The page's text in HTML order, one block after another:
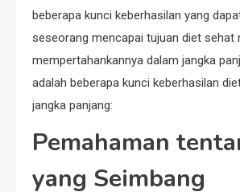
beberapa kunci keberhasilan yang
seseorang mencapai tujuan diet sehat
mempertahankannya dalam jangka
adalah beberapa kunci keberhasilan
jangka panjang:
Pemahaman
yang Seimbang